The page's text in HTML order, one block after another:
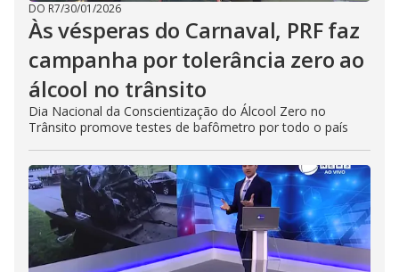
DO R7/30/01/2026
Às vésperas do Carnaval, PRF faz
campanha por tolerância zero ao
álcool no trânsito
Dia Nacional da Conscientização do Álcool Zero no
Trânsito promove testes de bafômetro por todo o país